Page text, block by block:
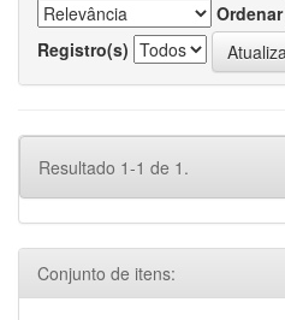
Ordenar
Registro(s)
Resultado 1-1 de 1.
Conjunto de itens: